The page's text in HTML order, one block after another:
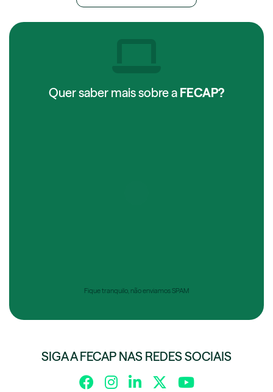
Quer saber mais sobre a FECAP?
Fique tranquilo, não enviamos SPAM
SIGA A FECAP NAS REDES SOCIAIS